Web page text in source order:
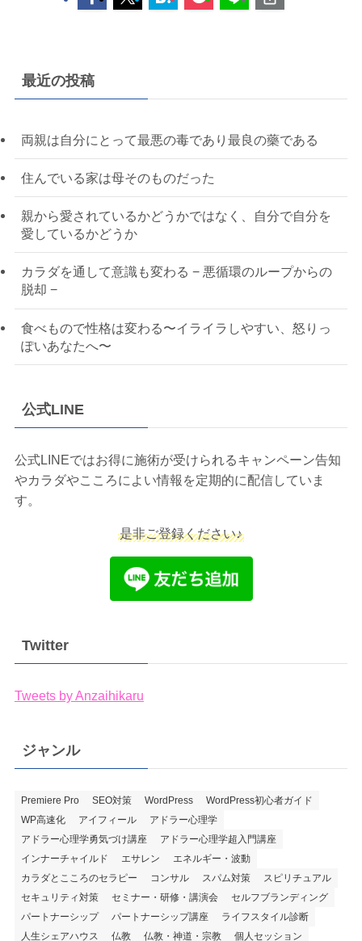
最近の投稿
両親は自分にとって最悪の毒であり最良の藥である
住んでいる家は母そのものだった
親から愛されているかどうかではなく、自分で自分を
愛しているかどうか
カラダを通して意識も変わる − 悪循環のループからの
脱却 −
食べもので性格は変わる〜イライラしやすい、怒りっ
ぽいあなたへ〜
公式LINE
公式LINEではお得に施術が受けられるキャンペーン告知
やカラダやこころによい情報を定期的に配信していま
す。
是非ご登録ください♪
Twitter
Tweets by Anzaihikaru
ジャンル
Premiere Pro SEO対策 WordPress
WordPress初心者ガイド
WP高速化
アイフィール
アドラー心理学
アドラー心理学勇気づけ講座
アドラー心理学超入門講座
インナーチャイルド
エサレン
エネルギー・波動
カラダとこころのセラピー
コンサル スパム対策
スピリチュアル
セキュリティ対策
セミナー・研修・講演会
セルフブランディング
パートナーシップ
パートナーシップ講座
ライフスタイル診断
人生シェアハウス
仏教 仏教・神道・宗教 個人セッション